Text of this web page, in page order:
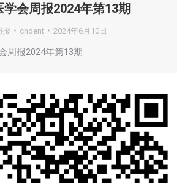
学会周报2024年第13期
报 cndent 2024年6月10日
周报2024年第13期